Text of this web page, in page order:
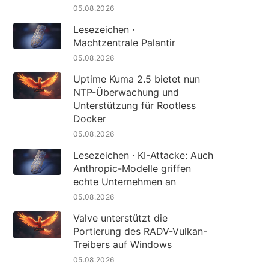
05.08.2026
Lesezeichen ·
Machtzentrale Palantir
05.08.2026
Uptime Kuma 2.5 bietet nun
NTP-Überwachung und
Unterstützung für Rootless
Docker
05.08.2026
Lesezeichen · KI-Attacke: Auch
Anthropic-Modelle griffen
echte Unternehmen an
05.08.2026
Valve unterstützt die
Portierung des RADV-Vulkan-
Treibers auf Windows
05.08.2026